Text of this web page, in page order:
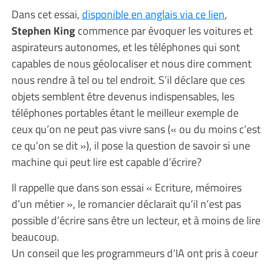
Dans cet essai, disponible en anglais via ce lien,
Stephen Kingcommence par évoquer les voitures et
aspirateurs autonomes, et les téléphones qui sont
capables de nous géolocaliser et nous dire comment
nous rendre à tel ou tel endroit. S’il déclare que ces
objets semblent être devenus indispensables, les
téléphones portables étant le meilleur exemple de
ceux qu’on ne peut pas vivre sans (« ou du moins c’est
ce qu’on se dit »), il pose la question de savoir si une
machine qui peut lire est capable d’écrire?
Il rappelle que dans son essai « Ecriture, mémoires
d’un métier », le romancier déclarait qu’il n’est pas
possible d’écrire sans être un lecteur, et à moins de lire
beaucoup.
Un conseil que les programmeurs d’IA ont pris à coeur